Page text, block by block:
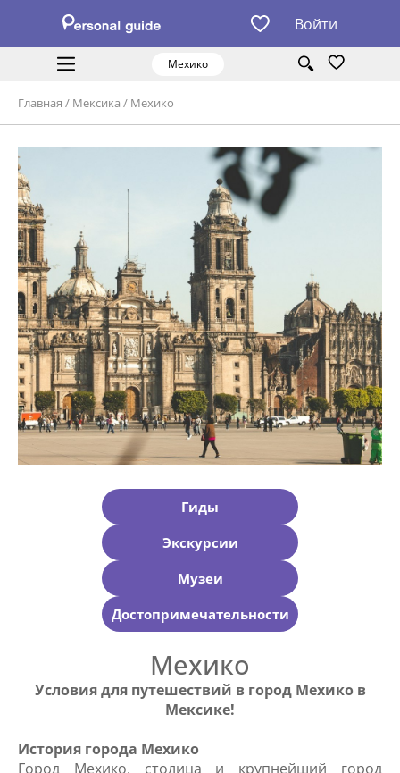
Войти
Мехико
Главная / Мексика / Мехико
Гиды
Экскурсии
Музеи
Достопримечательности
Мехико
Условия для путешествий в город Мехико в
Мексике!
История города Мехико
Город Мехико, столица и крупнейший город